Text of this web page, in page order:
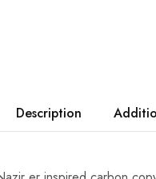
Description